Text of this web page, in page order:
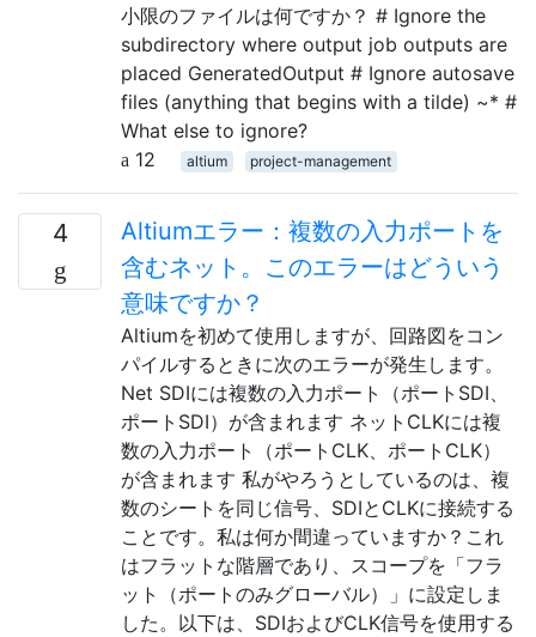
小限のファイルは何ですか？ # Ignore the
subdirectory where output job outputs are
placed GeneratedOutput # Ignore autosave
files (anything that begins with a tilde) ~* #
What else to ignore?
12
altium project-management
4
Altiumエラー：複数の入力ポートを
含むネット。このエラーはどういう
意味ですか？
Altiumを初めて使用しますが、回路図をコン
パイルするときに次のエラーが発生します。
Net SDIには複数の入力ポート（ポートSDI、
ポートSDI）が含まれます ネットCLKには複
数の入力ポート（ポートCLK、ポートCLK）
が含まれます 私がやろうとしているのは、複
数のシートを同じ信号、SDIとCLKに接続する
ことです。私は何か間違っていますか？これ
はフラットな階層であり、スコープを「フラ
ット（ポートのみグローバル）」に設定しま
した。以下は、SDIおよびCLK信号を使用する